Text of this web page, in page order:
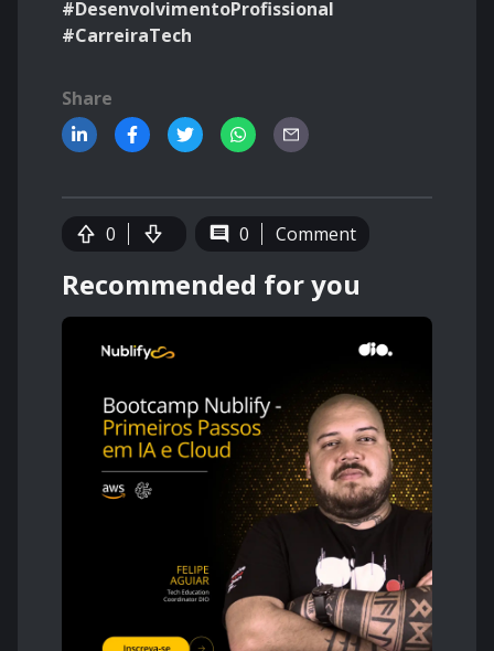
#DesenvolvimentoProfissional
#CarreiraTech
Share
0 0 Comment
Recommended for you